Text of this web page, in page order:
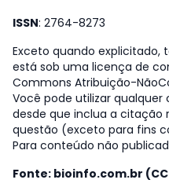
ISSN: 2764-8273
Exceto quando explicitado,
está sob uma licença de
Commons Atribuição-
Você pode utilizar
desde que inclua a citação
questão (exceto para fins
Para conteúdo não
Fonte: bioinfo.com.br (CC